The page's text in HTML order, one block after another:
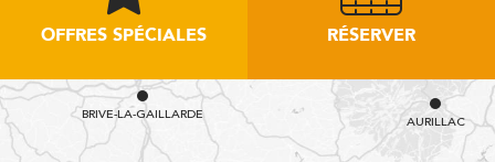
OFFRES SPÉCIALES RÉSERVER
BRIVE-LA-GAILLARDE
AURILLAC